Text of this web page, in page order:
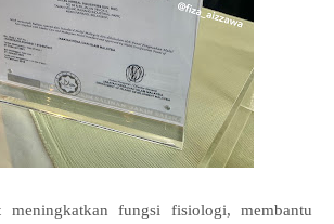
fungsi fisiologi, membantu